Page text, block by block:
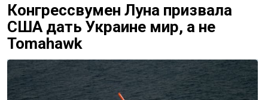
Конгрессвумен Луна призвала
США дать Украине мир, а не
Tomahawk